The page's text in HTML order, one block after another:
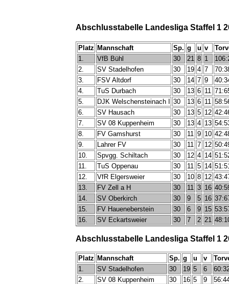
Abschlusstabelle Landesliga Staffel 1
Platz Mannschaft Sp. g u v
1.
VfB Bühl 30 21 8 1
2.
SV Stadelhofen 30 19 4 7
3.
FSV Altdorf 30 14 7 9
4.
TuS Durbach 30 13 6 11
5.
DJK Welschensteinach I 30 13 6 11
6.
SV Hausach 30 13 5 12
7.
SV 08 Kuppenheim 30 13 4 13
8.
FV Gamshurst 30 11 9 10
9.
Lahrer FV 30 11 7 12
10.
Spvgg. Schiltach 30 12 4 14
11.
TuS Oppenau 30 11 5 14
12.
VfR Elgersweier 30 10 8 12
13.
FV Zell a H 30 11 3 16
14.
SV Oberkirch 30 9 5 16
15.
FV Haueneberstein 30 6 9 15
16.
SV Eckartsweier 30 7 2 21
Abschlusstabelle Landesliga Staffel 1
Platz Mannschaft Sp. g u v
1.
SV Stadelhofen 30 19 5 6
2.
SV 08 Kuppenheim 30 16 5 9